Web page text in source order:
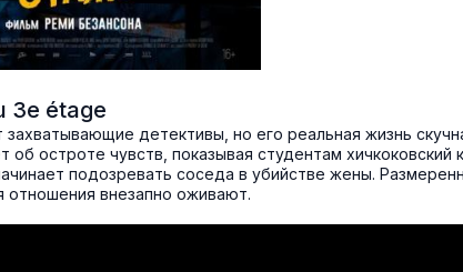
3e étage
детективы, но его реальная жизнь
об остроте чувств, показывая студентам хичкоковский
подозревать соседа в убийстве жены.
отношения внезапно оживают.